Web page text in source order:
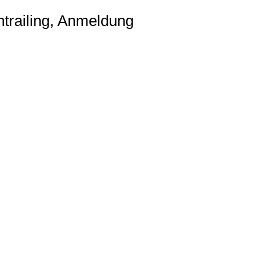
Anmeldung